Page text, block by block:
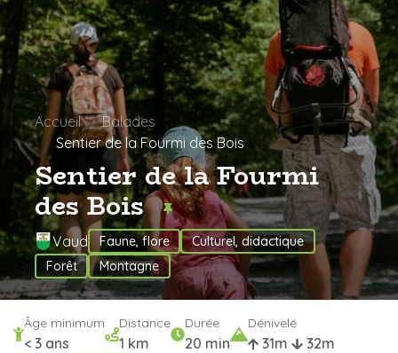
Accueil
Balades
Sentier de la Fourmi des Bois
Sentier de la Fourmi
des Bois
Vaud Faune, flore
Culturel, didactique
Forêt
Montagne
Âge minimum
< 3 ans
Distance
1 km
Durée
20 min
Dénivelé
31m 32m